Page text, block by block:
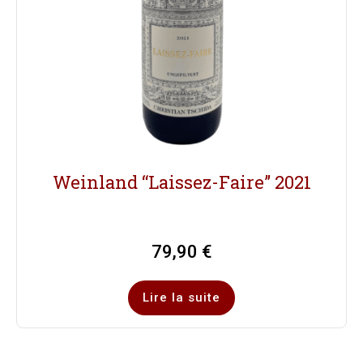
Weinland “Laissez-Faire” 2021
79,90 €
Lire la suite